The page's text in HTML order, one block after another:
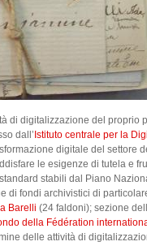
di digitalizzazione del proprio
dall’ Istituto centrale per la
digitale del
le esigenze di tutela e
stabili dal Piano
di fondi archivistici di
Barelli (24 faldoni); sezione
della Fédération
delle attività di